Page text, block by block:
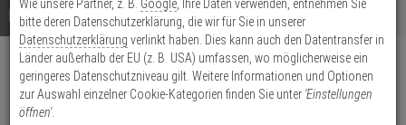
geben
Sie
mindestens
Zeichen
ein,
um
wurde
noch
Kategorien
Suche
gestartet
Details Beratung Beliebte 4K Ultra HD Artikel
Mobotix ONE 120° 4K D&N
Sensormodul WIDE
Wie unsere Partner, z. B. Google , Ihre Daten verwenden, entnehmen Sie
bitte deren Datenschutzerklärung, die wir für Sie in unserer
Datenschutzerklärung verlinkt haben. Dies kann auch den Datentransfer in
Länder außerhalb der EU (z. B. USA) umfassen, wo möglicherweise ein
geringeres Datenschutzniveau gilt. Weitere Informationen und Optionen
zur Auswahl einzelner Cookie-Kategorien finden Sie unter 'Einstellungen
öffnen'.